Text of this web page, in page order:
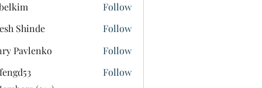
Follow
Shinde
Follow
Pavlenko
Follow
Follow